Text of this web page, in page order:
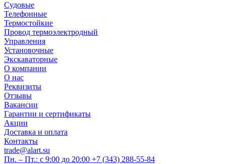
Судовые
Телефонные
Термостойкие
Провод термоэлектродный
Управления
Установочные
Экскаваторные
О компании
О нас
Реквизиты
Отзывы
Вакансии
Гарантии и сертификаты
Акции
Доставка и оплата
Контакты
trade@alart.su
Пн. – Пт.: с 9:00 до 20:00 +7 (343) 288-55-84